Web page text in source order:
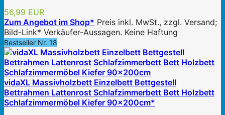
56,99 EUR
Zum Angebot im Shop* Preis inkl. MwSt., zzgl. Versand;
Bild-Link* Verkäufer-Aussagen. Keine Haftung
Bestseller Nr. 18
vidaXL Massivholzbett Einzelbett Bettgestell
Bettrahmen Lattenrost Schlafzimmerbett Bett Holzbett
Schlafzimmermöbel Kiefer 90x200cm*